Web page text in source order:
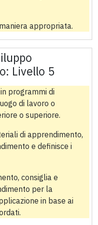
appropriata.
Livello 5
programmi di
di lavoro o
o superiore.
di apprendimento,
e definisce i
consiglia e
per la
in base ai